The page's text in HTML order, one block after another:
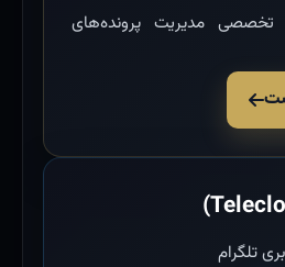
مدیریت پرونده‌های
تلگرام